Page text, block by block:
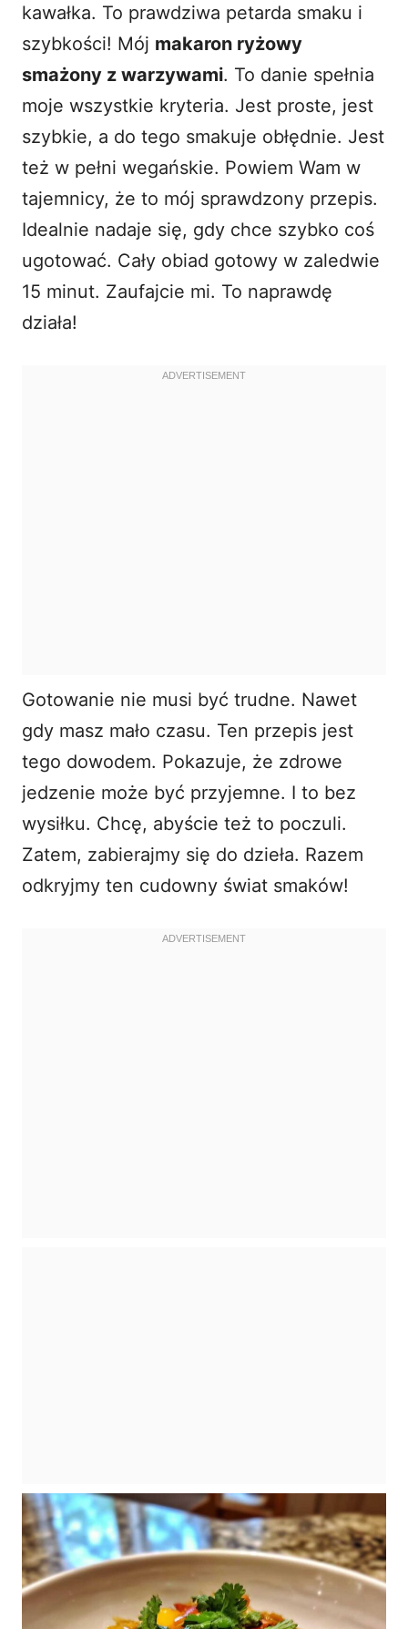
kawałka. To prawdziwa petarda smaku i
szybkości! Mój makaron ryżowy
smażony z warzywami. To danie spełnia
moje wszystkie kryteria. Jest proste, jest
szybkie, a do tego smakuje obłędnie. Jest
też w pełni wegańskie. Powiem Wam w
tajemnicy, że to mój sprawdzony przepis.
Idealnie nadaje się, gdy chce szybko coś
ugotować. Cały obiad gotowy w zaledwie
15 minut. Zaufajcie mi. To naprawdę
działa!
Gotowanie nie musi być trudne. Nawet
gdy masz mało czasu. Ten przepis jest
tego dowodem. Pokazuje, że zdrowe
jedzenie może być przyjemne. I to bez
wysiłku. Chcę, abyście też to poczuli.
Zatem, zabierajmy się do dzieła. Razem
odkryjmy ten cudowny świat smaków!